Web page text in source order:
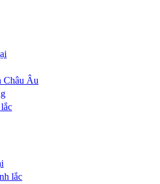
Châu Âu
lắc